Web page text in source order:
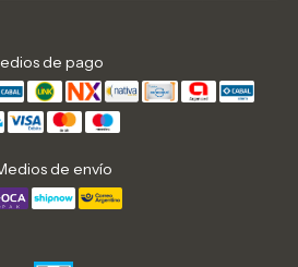
de pago
de envío